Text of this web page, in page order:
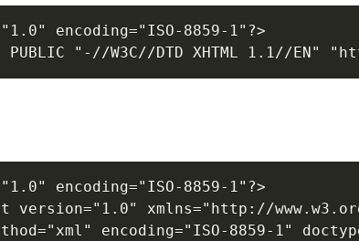
encoding="ISO-8859-1"?>
encoding="ISO-8859-1"?>
version="1.0" xmlns="http://
encoding="ISO-8859-1"